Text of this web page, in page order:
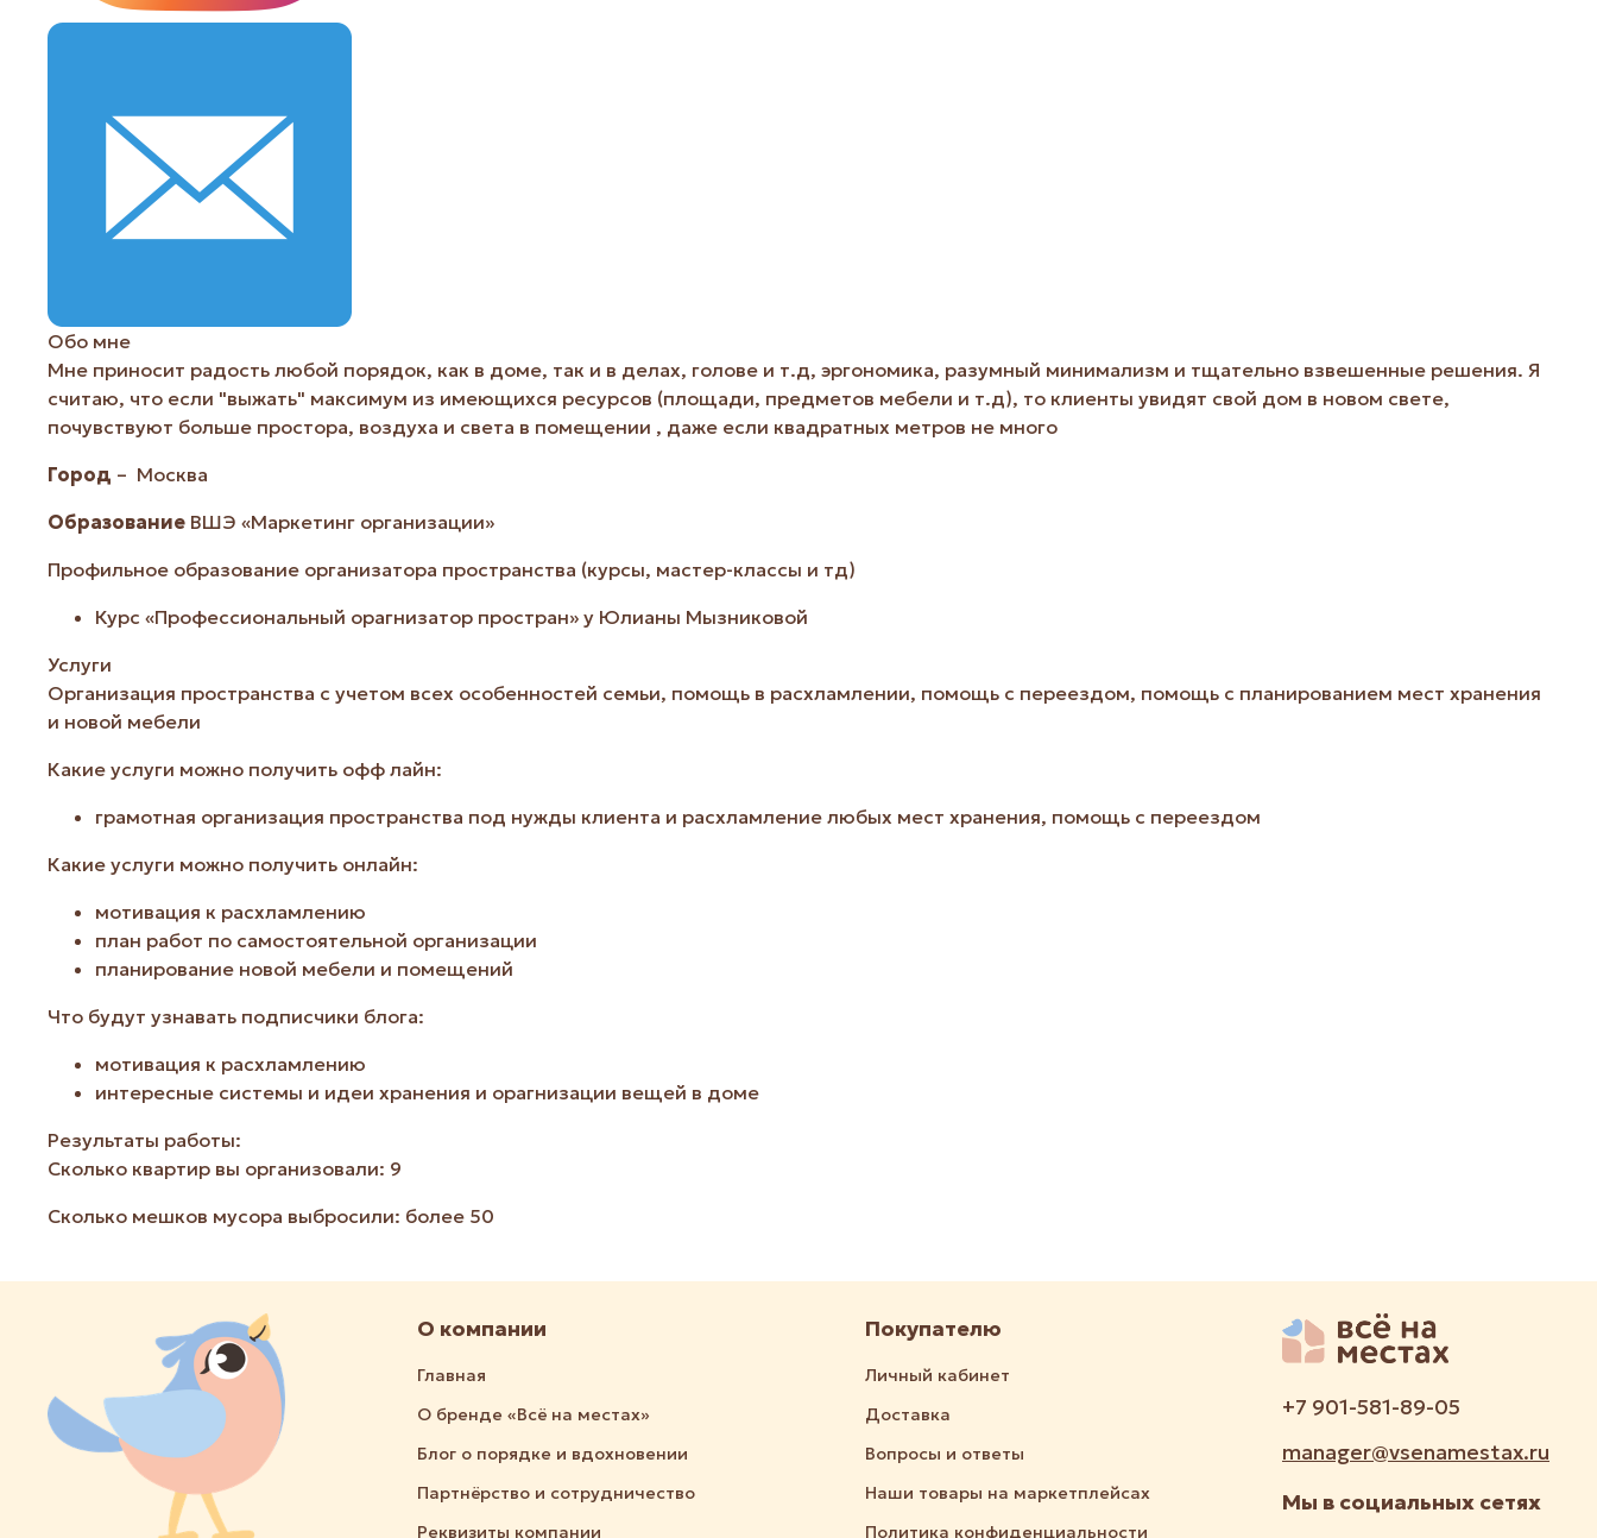
Обо мне
Мне приносит радость любой порядок, как в доме, так и в делах, голове и т.д, эргономика, разумный минимализм и тщательно взвешенные решения. Я
считаю, что если "выжать" максимум из имеющихся ресурсов (площади, предметов мебели и т.д), то клиенты увидят свой дом в новом свете,
почувствуют больше простора, воздуха и света в помещении , даже если квадратных метров не много
Город – Москва
Образование ВШЭ «Маркетинг организации»
Профильное образование организатора пространства (курсы, мастер-классы и тд)
Курс «Профессиональный орагнизатор простран» у Юлианы Мызниковой
Услуги
Организация пространства с учетом всех особенностей семьи, помощь в расхламлении, помощь с переездом, помощь с планированием мест хранения
и новой мебели
Какие услуги можно получить офф лайн:
грамотная организация пространства под нужды клиента и расхламление любых мест хранения, помощь с переездом
Какие услуги можно получить онлайн:
мотивация к расхламлению
план работ по самостоятельной организации
планирование новой мебели и помещений
Что будут узнавать подписчики блога:
мотивация к расхламлению
интересные системы и идеи хранения и орагнизации вещей в доме
Результаты работы:
Сколько квартир вы организовали: 9
Сколько мешков мусора выбросили: более 50
О компании
Главная
О бренде «Всё на местах»
Блог о порядке и вдохновении
Партнёрство и сотрудничество
Реквизиты компании
Покупателю
Личный кабинет
Доставка
Вопросы и ответы
Наши товары на маркетплейсах
Политика конфиденциальности
+7 901-581-89-05
manager@vsenamestax.ru
Мы в социальных сетях